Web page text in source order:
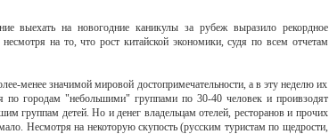
выехать на новогодние каникулы за рубеж выразило рекордное
на то, что рост китайской экономики, судя по всем отчетам
менее значимой мировой достопримечательности, а в эту неделю их
по городам "небольшими" группами по 30-40 человек и проивзодят
группам детей. Но и денег владельцам отелей, ресторанов и прочих
Несмотря на некоторую скупость (русским туристам по щедрости,